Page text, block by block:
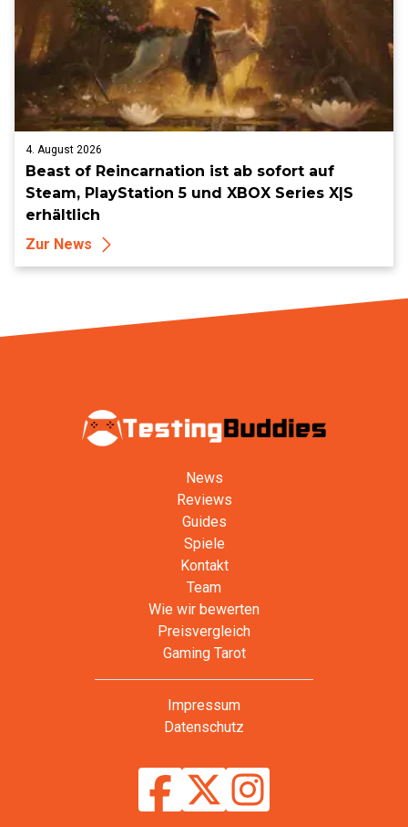
4. August 2026
Beast of Reincarnation ist ab sofort auf
Steam, PlayStation 5 und XBOX Series X|S
erhältlich
Zur News
News
Reviews
Guides
Spiele
Kontakt
Team
Wie wir bewerten
Preisvergleich
Gaming Tarot
Impressum
Datenschutz